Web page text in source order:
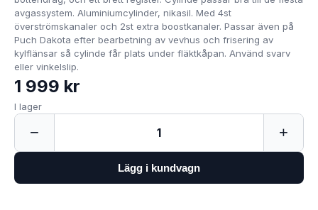
avgassystem. Aluminiumcylinder, nikasil. Med 4st
överströmskanaler och 2st extra boostkanaler. Passar även på
Puch Dakota efter bearbetning av vevhus och frisering av
kylflänsar så cylinde får plats under fläktkåpan. Använd svarv
eller vinkelslip.
1 999 kr
I lager
− 1 +
Lägg i kundvagn